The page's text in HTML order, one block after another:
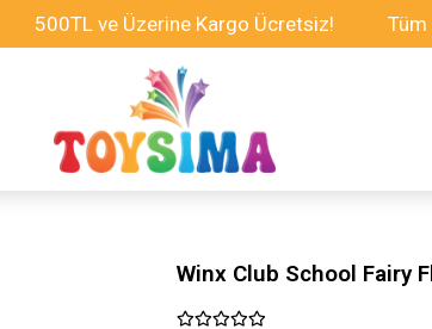
500TL ve Üzerine Kargo Ücretsiz! Tüm
Winx Club School Fairy